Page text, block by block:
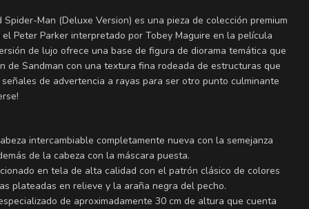
Man (Deluxe Version) es una pieza de colección premium
Peter Parker interpretado por Tobey Maguire en la película
de lujo ofrece una base de figura de diorama temática que
de Sandman con una textura fina rodeada de estructuras que
de advertencia a rayas para ser otro punto culminante
intercambiable completamente nueva con la semejanza
de la cabeza con la máscara puesta.
en tela de alta calidad con el patrón clásico de colores
plateadas en relieve y la araña negra del pecho.
de aproximadamente 30 cm de altura que cuenta